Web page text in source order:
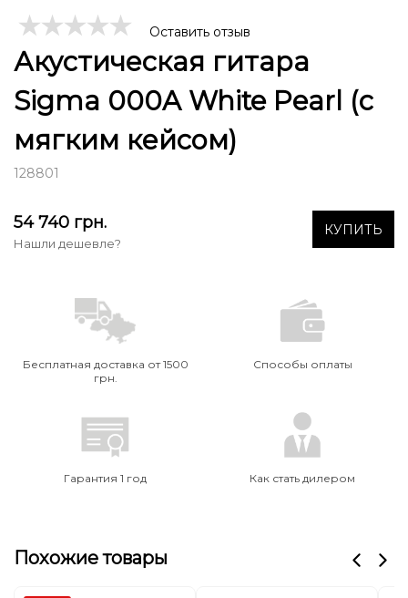
Оставить отзыв
Акустическая гитара
Sigma 000A White Pearl (с
мягким кейсом)
128801
54 740 грн.
Нашли дешевле?
КУПИТЬ
Бесплатная доставка от 1500
грн.
Способы оплаты
Гарантия 1 год Как стать дилером
Похожие товары